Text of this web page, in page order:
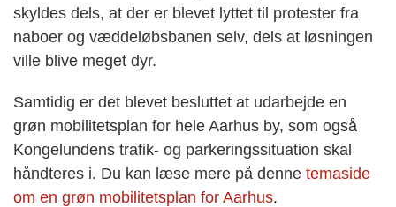
skyldes dels, at der er blevet lyttet til protester fra
naboer og væddeløbsbanen selv, dels at løsningen
ville blive meget dyr.
Samtidig er det blevet besluttet at udarbejde en
grøn mobilitetsplan for hele Aarhus by, som også
Kongelundens trafik- og parkeringssituation skal
håndteres i. Du kan læse mere på denne temaside
om en grøn mobilitetsplan for Aarhus.